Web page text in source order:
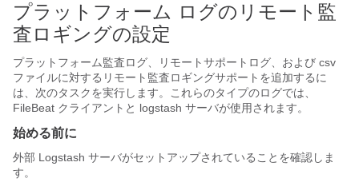
プラットフォーム ログのリモート監
査ロギングの設定
プラットフォーム監査ログ、リモートサポートログ、および csv
ファイルに対するリモート監査ロギングサポートを追加するに
は、次のタスクを実行します。これらのタイプのログでは、
FileBeat クライアントと logstash サーバが使用されます。
始める前に
外部 Logstash サーバがセットアップされていることを確認しま
す。